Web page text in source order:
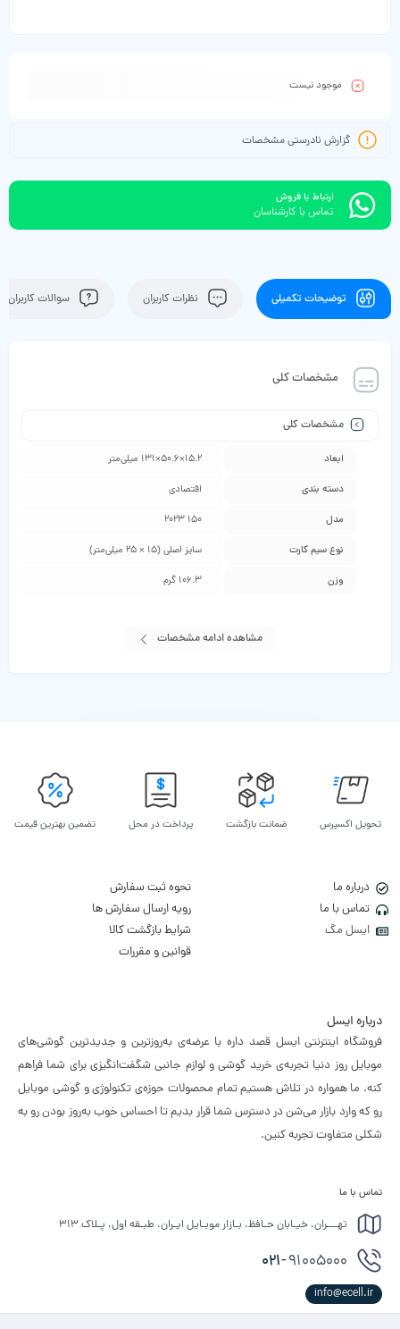
موجود نیست
گزارش نادرستی مشخصات
ارتباط با فروش
تماس با کارشناسان
توضیحات تکمیلی نظرات کاربران سوالات کاربران
مشخصات کلی
مشخصات کلی
ابعاد 15.2×50.6×131 میلی‌متر
دسته ‌بندی اقتصادی
مدل 150 2023
نوع سیم کارت سایز اصلی (15 × 25 میلی‌متر)
وزن 106.3 گرم
مشاهده ادامه مشخصات
تحویل اکسپرس ضمانت بازگشت پرداخت در محل تضمین بهترین قیمت
درباره ما
تماس با ما
ایسل مگ
نحوه ثبت سفارش
رویه ارسال سفارش ها
شرایط بازگشت کالا
قوانین و مقررات
درباره ایسل
فروشگاه اینترنتی ایسل قصد داره با عرضه‌ی به‌روزترین و جدیدترین گوشی‌های
موبایل روز دنیا تجربه‌ی خرید گوشی و لوازم جانبی شگفت‌انگیزی برای شما فراهم
کنه. ما همواره در تلاش هستیم تمام محصولات حوزه‌ی تکنولوژی و گوشی موبایل
رو که وارد بازار می‌شن در دسترس شما قرار بدیم تا احساس خوب به‌روز بودن رو به
شکلی متفاوت تجربه کنین.
تماس با ما
تهـــران، خیـابان حـافظ، بـازار موبـایل ایـران، طبـقه اول، پـلاک ۳۱۳
021-91005000
info@ecell.ir